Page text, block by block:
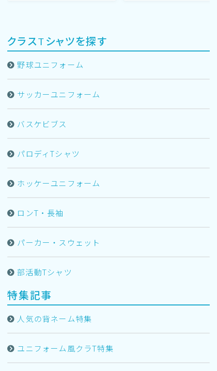
クラスTシャツを探す
野球ユニフォーム
サッカーユニフォーム
バスケビブス
パロディTシャツ
ホッケーユニフォーム
ロンT・長袖
パーカー・スウェット
部活動Tシャツ
特集記事
人気の背ネーム特集
ユニフォーム風クラT特集